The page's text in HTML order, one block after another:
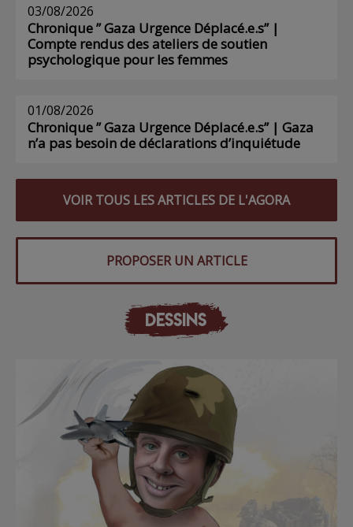
03/08/2026
Chronique ” Gaza Urgence Déplacé.e.s” |
Compte rendus des ateliers de soutien
psychologique pour les femmes
01/08/2026
Chronique ” Gaza Urgence Déplacé.e.s” | Gaza
n’a pas besoin de déclarations d’inquiétude
VOIR TOUS LES ARTICLES DE L'AGORA
PROPOSER UN ARTICLE
DESSINS